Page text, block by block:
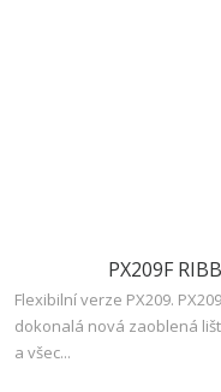
PX209F
Flexibilní verze PX209.
dokonalá nová zaoblená
a všec...